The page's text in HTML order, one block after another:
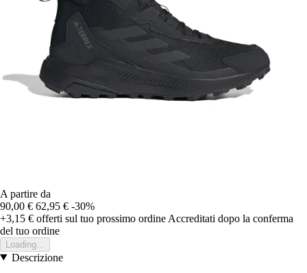
A partire da
90,00 € 62,95 € -30%
+3,15 € offerti sul tuo prossimo ordine Accreditati dopo la conferma
del tuo ordine
Loading...
Descrizione